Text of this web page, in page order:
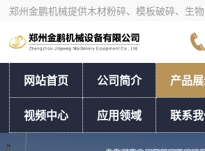
郑州金鹏机械提供木材粉碎、模板破碎、生
持物料试机、产量核算与工艺选型。
网站首页 公司简介 产品
视频中心 应用领域 联系